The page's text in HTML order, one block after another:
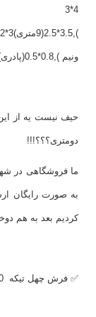
ونیم ),0.8*0.5(پادری)1*0.5
حیف نیست یه از
دومتری؟؟؟!!!
ما فروشگاهی در
کردیم بعد به هم
✅ فرش چهل تیکه 1200 شانه با تراکم3600